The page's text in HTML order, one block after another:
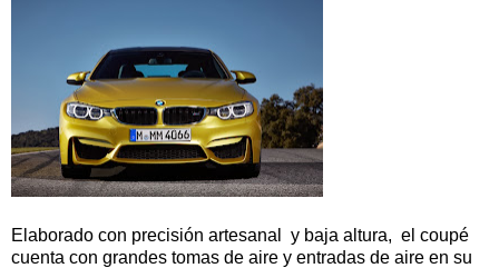
Elaborado con precisión artesanal y baja altura, el coupé
cuenta con grandes tomas de aire y entradas de aire en su